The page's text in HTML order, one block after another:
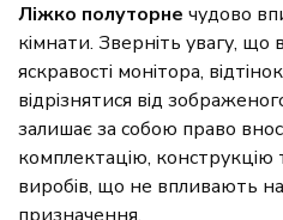
Ліжко полуторне чудово
кімнати. Зверніть увагу, що
яскравості монітора,
відрізнятися від
залишає за собою право
комплектацію, конструкцію
виробів, що не впливають